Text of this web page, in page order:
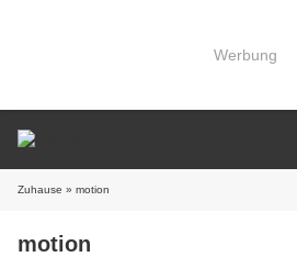
Werbung
Zuhause » motion
motion